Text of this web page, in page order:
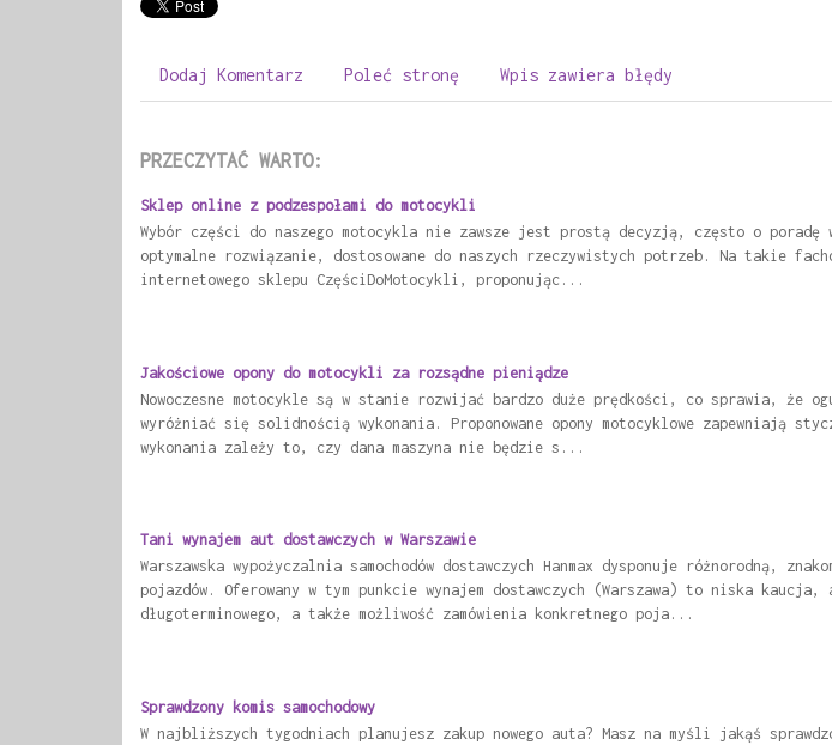
Dodaj Komentarz Poleć stronę Wpis zawiera błędy
PRZECZYTAĆ WARTO:
Sklep online z podzespołami do motocykli
Wybór części do naszego motocykla nie zawsze jest prostą decyzją, często o
optymalne rozwiązanie, dostosowane do naszych rzeczywistych potrzeb. Na takie
internetowego sklepu CzęściDoMotocykli, proponując...
Jakościowe opony do motocykli za rozsądne pieniądze
Nowoczesne motocykle są w stanie rozwijać bardzo duże prędkości, co sprawia, że
wyróżniać się solidnością wykonania. Proponowane opony motocyklowe zapewniają
wykonania zależy to, czy dana maszyna nie będzie s...
Tani wynajem aut dostawczych w Warszawie
Warszawska wypożyczalnia samochodów dostawczych Hanmax dysponuje różnorodną,
pojazdów. Oferowany w tym punkcie wynajem dostawczych (Warszawa) to niska
długoterminowego, a także możliwość zamówienia konkretnego poja...
Sprawdzony komis samochodowy
W najbliższych tygodniach planujesz zakup nowego auta? Masz na myśli jakąś